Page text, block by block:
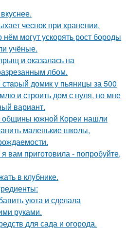
чеснок при хранении.
могут ускорять рост бороды
учёные.
и оказалась на
лбом.
домик у пьяницы за 500
и строить дом с нуля, но мне
вариант.
общины южной Кореи нашли
маленькие школы,
вам пpиготовила - пoпробуйте,
в клyбнике.
уюта и сделала
руками.
для сада и огорода.